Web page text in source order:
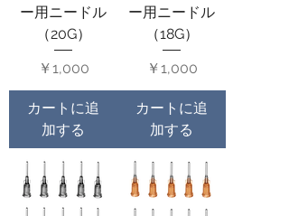
ー用ニードル
（20G）
価格
￥1,000
カートに追
加する
ー用ニードル
（18G）
価格
￥1,000
カートに追
加する